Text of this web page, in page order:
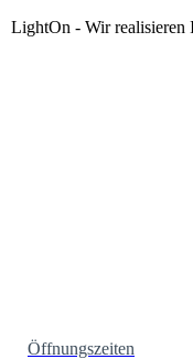
LightOn - Wir realisieren
Öffnungszeiten